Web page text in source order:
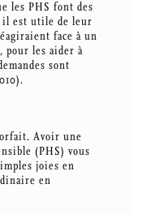
les PHS font des
il est utile de leur
face à un
pour les aider à
sont
Avoir une
(PHS) vous
joies en
en